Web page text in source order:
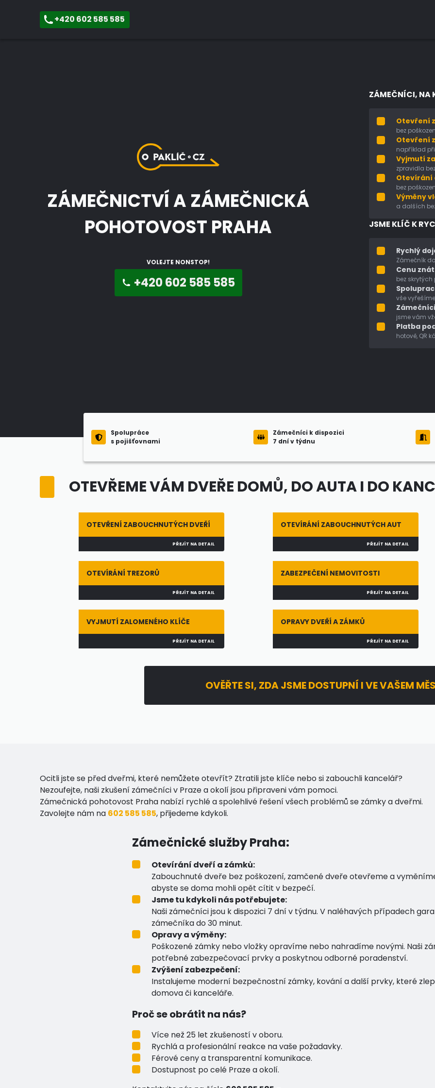
+420 602 585 585
ZÁMEČNICTVÍ A ZÁMEČNICKÁ
POHOTOVOST PRAHA
VOLEJTE NONSTOP!
+420 602 585 585
ZÁMEČNÍCI, NA
Otevření
bez
Otevření
například
Vyjmutí
zpravidla
Otevírání
bez
Výměny
a dalších
JSME KLÍČ K
Rychlý
Zámečník
Cenu
bez
vše
jsme vám
Platba
hotově, QR
Spolupráce
s pojišťovnami
Zámečníci k dispozici
7 dní v týdnu
OTEVŘEME VÁM DVEŘE DOMŮ, DO AUTA I DO
OTEVŘENÍ ZABOUCHNUTÝCH DVEŘÍ
PŘEJÍT NA DETAIL
OTEVÍRÁNÍ ZABOUCHNUTÝCH AUT
PŘEJÍT NA DETAIL
OTEVÍRÁNÍ TREZORŮ
PŘEJÍT NA DETAIL
ZABEZPEČENÍ NEMOVITOSTI
PŘEJÍT NA DETAIL
VYJMUTÍ ZALOMENÉHO KLÍČE
PŘEJÍT NA DETAIL
OPRAVY DVEŘÍ A ZÁMKŮ
PŘEJÍT NA DETAIL
OVĚŘTE SI, ZDA JSME DOSTUPNÍ I VE VAŠEM
Ocitli jste se před dveřmi, které nemůžete otevřít? Ztratili jste klíče nebo si zabouchli kancelář?
Nezoufejte, naši zkušení zámečníci v Praze a okolí jsou připraveni vám pomoci.
Zámečnická pohotovost Praha nabízí rychlé a spolehlivé řešení všech problémů se zámky a dveřmi.
Zavolejte nám na 602 585 585, přijedeme kdykoli.
Zámečnické služby Praha:
Otevírání dveří a zámků:
Zabouchnuté dveře bez poškození, zamčené dveře otevřeme a
abyste se doma mohli opět cítit v bezpečí.
Jsme tu kdykoli nás potřebujete:
Naši zámečníci jsou k dispozici 7 dní v týdnu. V naléhavých případech
zámečníka do 30 minut.
Opravy a výměny:
Poškozené zámky nebo vložky opravíme nebo nahradíme novými. Naši
potřebné zabezpečovací prvky a poskytnou odborné poradenství.
Zvýšení zabezpečení:
Instalujeme moderní bezpečnostní zámky, kování a další prvky, které
domova či kanceláře.
Proč se obrátit na nás?
Více než 25 let zkušeností v oboru.
Rychlá a profesionální reakce na vaše požadavky.
Férové ceny a transparentní komunikace.
Dostupnost po celé Praze a okolí.